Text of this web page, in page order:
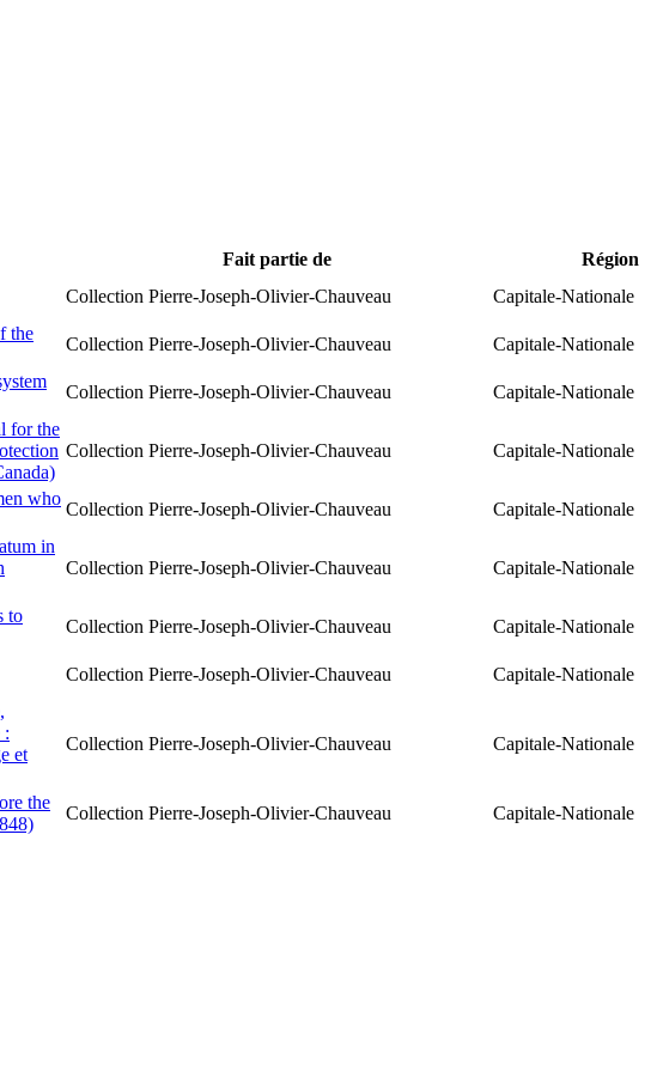
Fait partie de Région
Collection Pierre-Joseph-Olivier-Chauveau Capitale-Nationale
the
Collection Pierre-Joseph-Olivier-Chauveau Capitale-Nationale
Collection Pierre-Joseph-Olivier-Chauveau Capitale-Nationale
for the
Collection Pierre-Joseph-Olivier-Chauveau Capitale-Nationale
who
Collection Pierre-Joseph-Olivier-Chauveau Capitale-Nationale
in
Collection Pierre-Joseph-Olivier-Chauveau Capitale-Nationale
to
Collection Pierre-Joseph-Olivier-Chauveau Capitale-Nationale
Collection Pierre-Joseph-Olivier-Chauveau Capitale-Nationale
:
et
Collection Pierre-Joseph-Olivier-Chauveau Capitale-Nationale
the
Collection Pierre-Joseph-Olivier-Chauveau Capitale-Nationale